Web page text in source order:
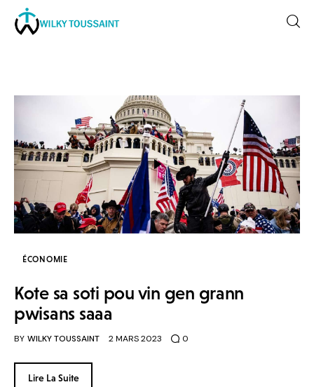
À propos
catégories
contactez-nous
ÉCONOMIE
Kote sa soti pou vin gen grann
pwisans saaa
BY WILKY TOUSSAINT 2 MARS 2023 0
Lire La Suite